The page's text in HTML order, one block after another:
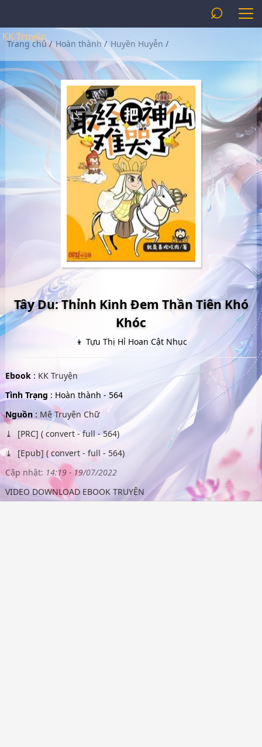
KK Truyện
⌕
Trang chủ/ Hoàn thành / Huyền Huyễn /
Tây Du: Thỉnh Kinh Đem Thần Tiên Khó
Khóc
👦 Tựu Thị Hỉ Hoan Cật Nhục
Ebook : KK Truyện
Tình Trạng : Hoàn thành - 564
Nguồn: Mê Truyện Chữ
[PRC] ( convert - full - 564)
[Epub] ( convert - full - 564)
Cập nhật: 14:19 - 19/07/2022
VIDEO DOWNLOAD EBOOK TRUYỆN